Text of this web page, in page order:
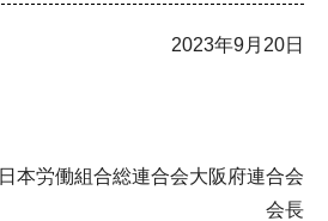
2023年9月20日
日本労働組合総連合会大阪府連合会
会長